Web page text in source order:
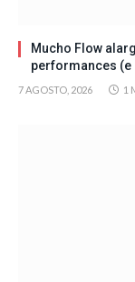
Mucho Flow
performances (e
7 AGOSTO, 2026 1